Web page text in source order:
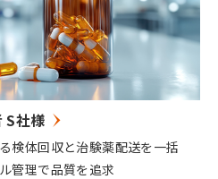
S社様
検体回収と治験薬配送を一括
管理で品質を追求